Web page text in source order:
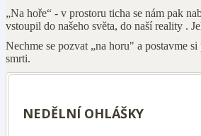
„Na hoře“ - v prostoru ticha se nám pak
vstoupil do našeho světa, do naší reality .
Nechme se pozvat „na horu" a postavme
smrti.
NEDĚLNÍ OHLÁŠKY